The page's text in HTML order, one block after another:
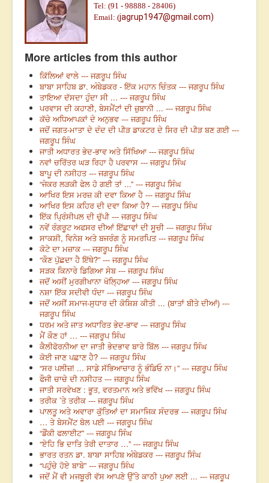
Tel: (91 - 98888 - 28406)
Email: (jagrup1947@gmail.com)
More articles from this author
ਕਿੱਲਿਆਂ ਵਾਲੇ --- ਜਗਰੂਪ ਸਿੰਘ
ਬਾਬਾ ਸਾਹਿਬ ਡਾ. ਅੰਬੇਡਕਰ - ਇੱਕ ਮਹਾਨ ਚਿੰਤਕ --- ਜਗਰੂਪ ਸਿੰਘ
ਤਾਇਆ ਦੱਸਦਾ ਹੁੰਦਾ ਸੀ ... --- ਜਗਰੂਪ ਸਿੰਘ
ਪਰਵਾਸ ਦੀ ਕਹਾਣੀ, ਬੇਸਮੈਂਟਾਂ ਦੀ ਜ਼ੁਬਾਨੀ ... --- ਜਗਰੂਪ ਸਿੰਘ
ਕੱਚੇ ਅਧਿਆਪਕਾਂ ਦੇ ਅਨੁਭਵ --- ਜਗਰੂਪ ਸਿੰਘ
ਜਦੋਂ ਜਗਤ-ਮਾਤਾ ਦੇ ਦੰਦ ਦੀ ਪੀੜ ਡਾਕਟਰ ਦੇ ਸਿਰ ਦੀ ਪੀੜ ਬਣ ਗਈ ---
ਜਗਰੂਪ ਸਿੰਘ
ਜਾਤੀ ਅਧਾਰਤ ਭੇਦ-ਭਾਵ ਅਤੇ ਸਿੱਖਿਆ --- ਜਗਰੂਪ ਸਿੰਘ
ਨਵਾਂ ਚਰਿੱਤਰ ਘੜ ਰਿਹਾ ਹੈ ਪਰਵਾਸ --- ਜਗਰੂਪ ਸਿੰਘ
ਬਾਪੂ ਦੀ ਨਸੀਹਤ --- ਜਗਰੂਪ ਸਿੰਘ
“ਜੇਕਰ ਲੜਕੀ ਫੇਲ ਹੋ ਗਈ ਤਾਂ ...” --- ਜਗਰੂਪ ਸਿੰਘ
ਆਖਿਰ ਇਸ ਮਰਜ਼ ਕੀ ਦਵਾ ਕਿਆ ਹੈ --- ਜਗਰੂਪ ਸਿੰਘ
ਆਖਿਰ ਇਸ ਕਹਿਰ ਦੀ ਦਵਾ ਕਿਆ ਹੈ? --- ਜਗਰੂਪ ਸਿੰਘ
ਇੱਕ ਪ੍ਰਿੰਸੀਪਲ ਦੀ ਚੁੱਪੀ --- ਜਗਰੂਪ ਸਿੰਘ
ਨਵੇਂ ਰੰਗਰੂਟ ਅਫਸਰ ਦੀਆਂ ਇੱਛਾਵਾਂ ਦੀ ਸੂਚੀ --- ਜਗਰੂਪ ਸਿੰਘ
ਸਾਕਸ਼ੀ, ਵਿਨੇਸ਼ ਅਤੇ ਬਜਰੰਗ ਨੂੰ ਸਮਰਪਿਤ --- ਜਗਰੂਪ ਸਿੰਘ
ਕੋਟੇ ਦਾ ਮਜ਼ਾਕ --- ਜਗਰੂਪ ਸਿੰਘ
“ਕੌਣ ਪੁੱਛਦਾ ਹੈ ਇੱਥੇ?” --- ਜਗਰੂਪ ਸਿੰਘ
ਸੜਕ ਕਿਨਾਰੇ ਡਿਗਿਆ ਸੇਬ --- ਜਗਰੂਪ ਸਿੰਘ
ਜਦੋਂ ਅਸੀਂ ਮੁਰਗੀਖਾਨਾ ਖੋਲ੍ਹਿਆ --- ਜਗਰੂਪ ਸਿੰਘ
ਨਸ਼ਾ ਇੱਕ ਸਦੀਵੀ ਧੰਦਾ --- ਜਗਰੂਪ ਸਿੰਘ
ਜਦੋਂ ਅਸੀਂ ਸਮਾਜ-ਸੁਧਾਰ ਦੀ ਕੋਸ਼ਿਸ਼ ਕੀਤੀ ... (ਬਾਤਾਂ ਬੀਤੇ ਦੀਆਂ) ---
ਜਗਰੂਪ ਸਿੰਘ
ਧਰਮ ਅਤੇ ਜਾਤ ਅਧਾਰਿਤ ਭੇਦ-ਭਾਵ --- ਜਗਰੂਪ ਸਿੰਘ
ਮੈਂ ਕੌਣ ਹਾਂ … --- ਜਗਰੂਪ ਸਿੰਘ
ਕੈਲੀਫੋਰਨੀਆ ਦਾ ਜਾਤੀ ਭੇਦਭਾਵ ਬਾਰੇ ਬਿੱਲ --- ਜਗਰੂਪ ਸਿੰਘ
ਕੋਈ ਜਾਣ ਪਛਾਣ ਹੈ? --- ਜਗਰੂਪ ਸਿੰਘ
“ਸਰ ਪਲੀਜ਼! ... ਸਾਡੇ ਸੱਭਿਆਚਾਰ ਨੂੰ ਭੰਡਿਓ ਨਾ।” --- ਜਗਰੂਪ ਸਿੰਘ
ਫੌਜੀ ਚਾਚੇ ਦੀ ਨਸੀਹਤ --- ਜਗਰੂਪ ਸਿੰਘ
ਜਾਤੀ ਸਰਵੇਖਣ : ਭੂਤ, ਵਰਤਮਾਨ ਅਤੇ ਭਵਿੱਖ --- ਜਗਰੂਪ ਸਿੰਘ
ਤਰੀਕ ’ਤੇ ਤਰੀਕ --- ਜਗਰੂਪ ਸਿੰਘ
ਪਾਲਤੂ ਅਤੇ ਅਵਾਰਾ ਕੁੱਤਿਆਂ ਦਾ ਸਮਾਜਿਕ ਸੰਦਰਭ --- ਜਗਰੂਪ ਸਿੰਘ
… ਤੇ ਬੇਸਮੈਂਟ ਬੋਲ ਪਈ --- ਜਗਰੂਪ ਸਿੰਘ
“ਡੌਂਕੀ ਫਲਾਈਟ” --- ਜਗਰੂਪ ਸਿੰਘ
“ਏਹਿ ਭਿ ਦਾਤਿ ਤੇਰੀ ਦਾਤਾਰ …” --- ਜਗਰੂਪ ਸਿੰਘ
ਭਾਰਤ ਰਤਨ ਡਾ. ਬਾਬਾ ਸਾਹਿਬ ਅੰਬੇਡਕਰ --- ਜਗਰੂਪ ਸਿੰਘ
“ਪਹੁੰਚੇ ਹੋਏ ਬਾਬੇ” --- ਜਗਰੂਪ ਸਿੰਘ
ਜਦੋਂ ਮੈਂ ਵੀ ਮਜਬੂਰੀ ਵੱਸ ਆਪਣੇ ਉੱਤੇ ਕਾਠੀ ਪੁਆ ਲਈ ... --- ਜਗਰੂਪ